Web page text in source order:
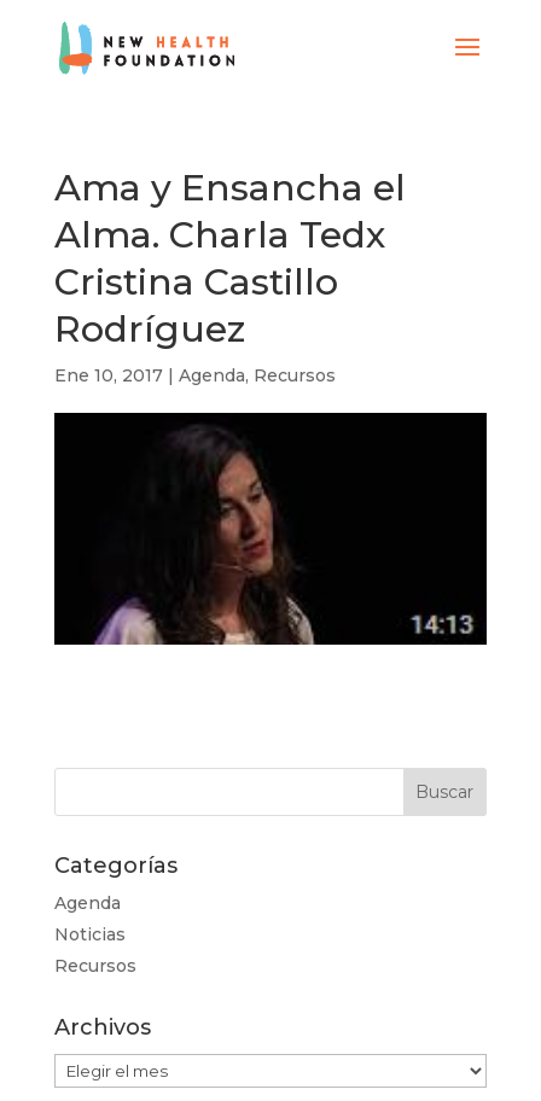
Ama y Ensancha el
Alma. Charla Tedx
Cristina Castillo
Rodríguez
Ene 10, 2017| Agenda, Recursos
Categorías
Agenda
Noticias
Recursos
Archivos
Archivos